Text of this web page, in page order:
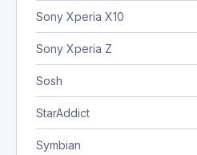
Sony Xperia X10
Sony Xperia Z
Sosh
StarAddict
Symbian